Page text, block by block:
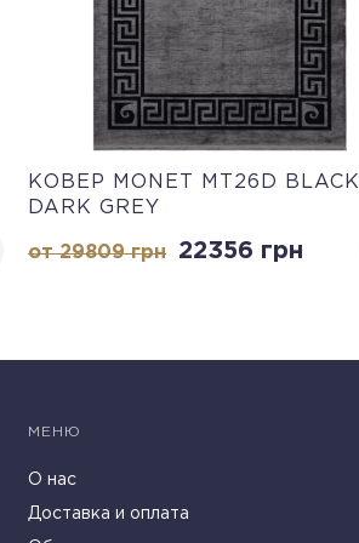
КОВЕР MONET MT26D BLACK
DARK GREY
от 29809грн 22356 грн
МЕНЮ
О нас
Доставка и оплата